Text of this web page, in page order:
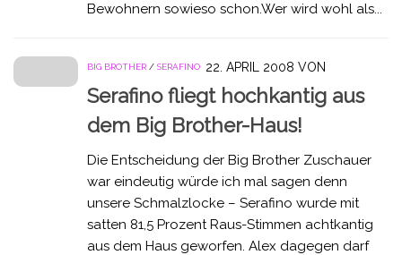
Bewohnern sowieso schon.Wer wird wohl als...
BIG BROTHER / SERAFINO 22. APRIL 2008 VON
Serafino fliegt hochkantig aus
dem Big Brother-Haus!
Die Entscheidung der Big Brother Zuschauer
war eindeutig würde ich mal sagen denn
unsere Schmalzlocke – Serafino wurde mit
satten 81,5 Prozent Raus-Stimmen achtkantig
aus dem Haus geworfen. Alex dagegen darf